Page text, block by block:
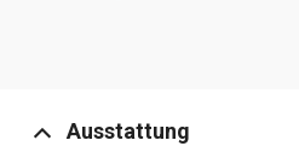
Ausstattung